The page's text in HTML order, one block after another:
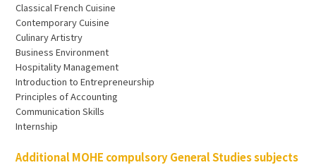
Classical French Cuisine
Contemporary Cuisine
Culinary Artistry
Business Environment
Hospitality Management
Introduction to Entrepreneurship
Principles of Accounting
Communication Skills
Internship
Additional MOHE compulsory General Studies subjects